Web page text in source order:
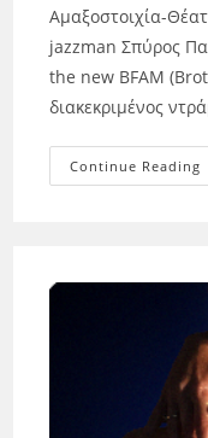
Αμαξοστοιχία-
jazzman Σπύρος
the new BFAM
διακεκριμένος
Continue Reading